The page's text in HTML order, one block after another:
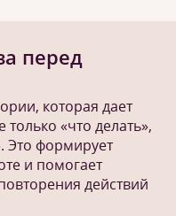
перед
которая дает
«что делать»,
Это формирует
и помогает
действий